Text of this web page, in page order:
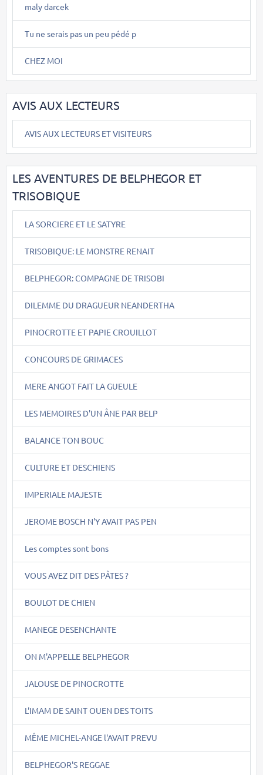
maly darcek
Tu ne serais pas un peu pédé p
CHEZ MOI
AVIS AUX LECTEURS
AVIS AUX LECTEURS ET VISITEURS
LES AVENTURES DE BELPHEGOR ET
TRISOBIQUE
LA SORCIERE ET LE SATYRE
TRISOBIQUE: LE MONSTRE RENAIT
BELPHEGOR: COMPAGNE DE TRISOBI
DILEMME DU DRAGUEUR NEANDERTHA
PINOCROTTE ET PAPIE CROUILLOT
CONCOURS DE GRIMACES
MERE ANGOT FAIT LA GUEULE
LES MEMOIRES D'UN ÂNE PAR BELP
BALANCE TON BOUC
CULTURE ET DESCHIENS
IMPERIALE MAJESTE
JEROME BOSCH N'Y AVAIT PAS PEN
Les comptes sont bons
VOUS AVEZ DIT DES PÂTES ?
BOULOT DE CHIEN
MANEGE DESENCHANTE
ON M'APPELLE BELPHEGOR
JALOUSE DE PINOCROTTE
L'IMAM DE SAINT OUEN DES TOITS
MÊME MICHEL-ANGE l'AVAIT PREVU
BELPHEGOR'S REGGAE